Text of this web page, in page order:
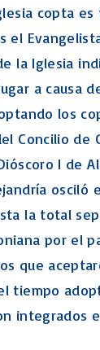
copta
el
la Iglesia
a causa
los
Concilio de
I de
osciló
la total
por el
que
tiempo
integrados